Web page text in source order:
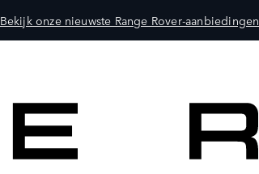
Bekijk onze nieuwste Range Rover-aanbiedingen